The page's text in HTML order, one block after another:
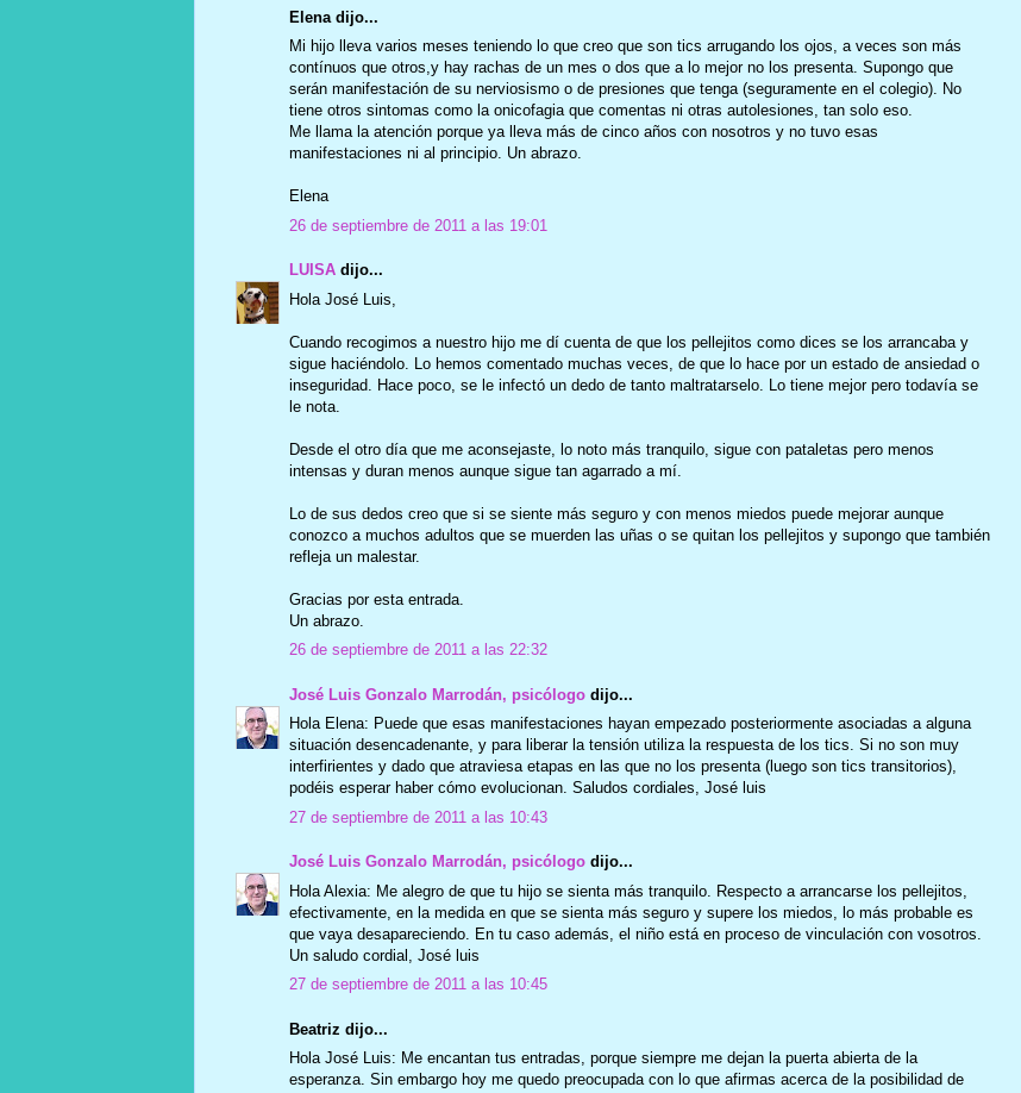
Elena dijo...
Mi hijo lleva varios meses teniendo lo que creo que son tics arrugando los ojos, a veces son más
contínuos que otros,y hay rachas de un mes o dos que a lo mejor no los presenta. Supongo que
serán manifestación de su nerviosismo o de presiones que tenga (seguramente en el colegio). No
tiene otros sintomas como la onicofagia que comentas ni otras autolesiones, tan solo eso.
Me llama la atención porque ya lleva más de cinco años con nosotros y no tuvo esas
manifestaciones ni al principio. Un abrazo.
Elena
26 de septiembre de 2011 a las 19:01
LUISAdijo...
Hola José Luis,
Cuando recogimos a nuestro hijo me dí cuenta de que los pellejitos como dices se los arrancaba y
sigue haciéndolo. Lo hemos comentado muchas veces, de que lo hace por un estado de ansiedad o
inseguridad. Hace poco, se le infectó un dedo de tanto maltratarselo. Lo tiene mejor pero todavía se
le nota.
Desde el otro día que me aconsejaste, lo noto más tranquilo, sigue con pataletas pero menos
intensas y duran menos aunque sigue tan agarrado a mí.
Lo de sus dedos creo que si se siente más seguro y con menos miedos puede mejorar aunque
conozco a muchos adultos que se muerden las uñas o se quitan los pellejitos y supongo que también
refleja un malestar.
Gracias por esta entrada.
Un abrazo.
26 de septiembre de 2011 a las 22:32
José Luis Gonzalo Marrodán, psicólogodijo...
Hola Elena: Puede que esas manifestaciones hayan empezado posteriormente asociadas a alguna
situación desencadenante, y para liberar la tensión utiliza la respuesta de los tics. Si no son muy
interfirientes y dado que atraviesa etapas en las que no los presenta (luego son tics transitorios),
podéis esperar haber cómo evolucionan. Saludos cordiales, José luis
27 de septiembre de 2011 a las 10:43
José Luis Gonzalo Marrodán, psicólogodijo...
Hola Alexia: Me alegro de que tu hijo se sienta más tranquilo. Respecto a arrancarse los pellejitos,
efectivamente, en la medida en que se sienta más seguro y supere los miedos, lo más probable es
que vaya desapareciendo. En tu caso además, el niño está en proceso de vinculación con vosotros.
Un saludo cordial, José luis
27 de septiembre de 2011 a las 10:45
Beatriz dijo...
Hola José Luis: Me encantan tus entradas, porque siempre me dejan la puerta abierta de la
esperanza. Sin embargo hoy me quedo preocupada con lo que afirmas acerca de la posibilidad de